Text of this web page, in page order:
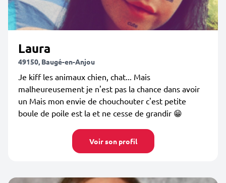
Laura
49150, Baugé-en-Anjou
Je kiff les animaux chien, chat... Mais
malheureusement je n'est pas la chance dans avoir
un Mais mon envie de chouchouter c'est petite
boule de poile est la et ne cesse de grandir 😁
Voir son profil